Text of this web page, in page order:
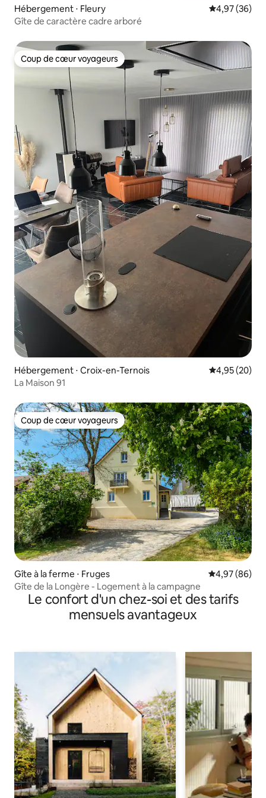
Hébergement ⋅ Fleury Évaluation
4,97 (36)
Gîte de caractère cadre arboré
Coup de cœur voyageurs
Coup de cœur voyageurs
Hébergement ⋅ Croix-en-Ternois Évaluation
4,95 (20)
La Maison 91
Coup de cœur voyageurs
Coup de cœur voyageurs
Gîte à la ferme ⋅ Fruges Évaluation
4,97 (86)
Gîte de la Longère - Logement à la campagne
Le confort d'un chez-soi et des tarifs
mensuels avantageux